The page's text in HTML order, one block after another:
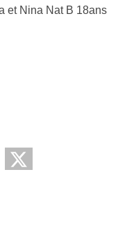
et Nina Nat B 18ans